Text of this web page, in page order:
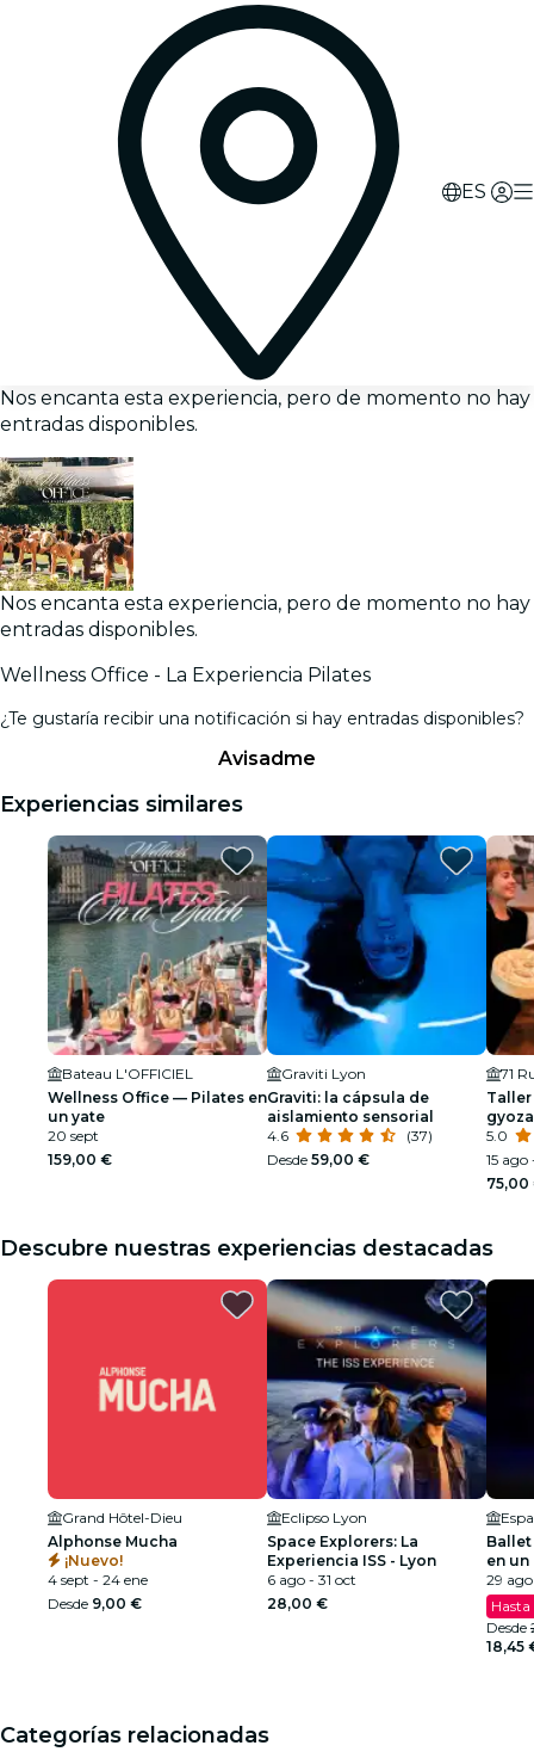
ES
Nos encanta esta experiencia, pero de momento no hay
entradas disponibles.
Nos encanta esta experiencia, pero de momento no hay
entradas disponibles.
Wellness Office - La Experiencia Pilates
¿Te gustaría recibir una notificación si hay entradas disponibles?
Avisadme
Experiencias similares
Bateau L'OFFICIEL
Wellness Office — Pilates en
un yate
20 sept
159,00 €
Graviti Lyon
Graviti: la cápsula de
aislamiento sensorial
4.6
(37)
Desde 59,00 €
71
5.0
15 ago
75,00
Descubre nuestras experiencias destacadas
Grand Hôtel-Dieu
Alphonse Mucha
¡Nuevo!
4 sept - 24 ene
Desde 9,00 €
Eclipso Lyon
Space Explorers: La
Experiencia ISS - Lyon
6 ago - 31 oct
28,00 €
en
29
Hasta
Desde
18,45
Categorías relacionadas